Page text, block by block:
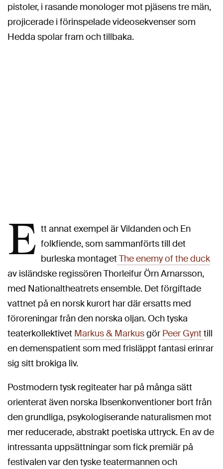
pistoler, i rasande monologer mot pjäsens tre män,
projicerade i förinspelade videosekvenser som
Hedda spolar fram och tillbaka.
E tt annat exempel är Vildanden och En
folkfiende, som sammanförts till det
burleska montagetThe enemy of the duck
av isländske regissören Thorleifur Örn Arnarsson,
med Nationaltheatrets ensemble. Det förgiftade
vattnet på en norsk kurort har där ersatts med
föroreningar från den norska oljan. Och tyska
teaterkollektivet Markus & MarkusgörPeer Gynttill
en demenspatient som med frisläppt fantasi erinrar
sig sitt brokiga liv.
Postmodern tysk regiteater har på många sätt
orienterat även norska Ibsenkonventioner bort från
den grundliga, psykologiserande naturalismen mot
mer reducerade, abstrakt poetiska uttryck. En av de
intressanta uppsättningar som fick premiär på
festivalen var den tyske teatermannen och